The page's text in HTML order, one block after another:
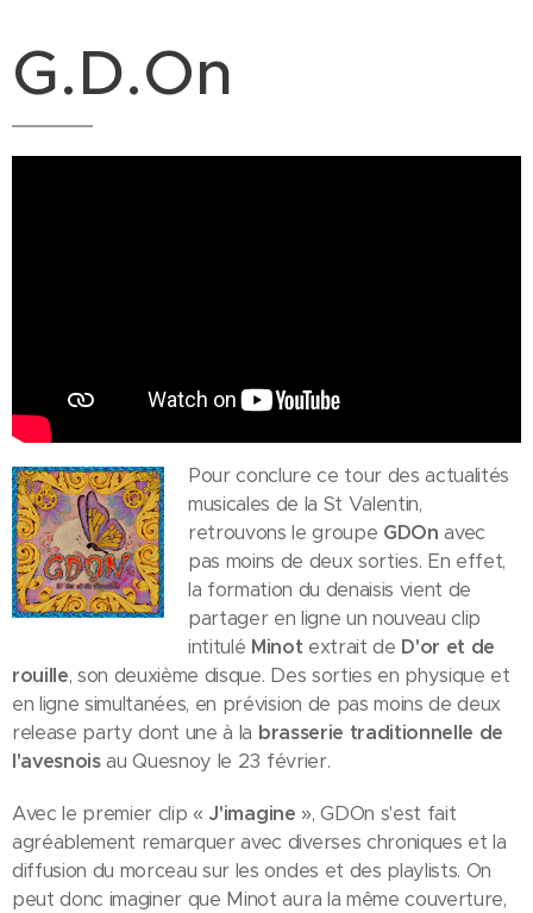
G.D.On
Pour conclure ce tour des actualités
musicales de la St Valentin,
retrouvons le groupe GDOn avec
pas moins de deux sorties. En effet,
la formation du denaisis vient de
partager en ligne un nouveau clip
intitulé Minot extrait de D'or et de
rouille, son deuxième disque. Des sorties en physique et
en ligne simultanées, en prévision de pas moins de deux
release party dont une à la brasserie traditionnelle de
l'avesnoisau Quesnoy le 23 février.
Avec le premier clip « J'imagine », GDOn s'est fait
agréablement remarquer avec diverses chroniques et la
diffusion du morceau sur les ondes et des playlists. On
peut donc imaginer que Minot aura la même couverture,